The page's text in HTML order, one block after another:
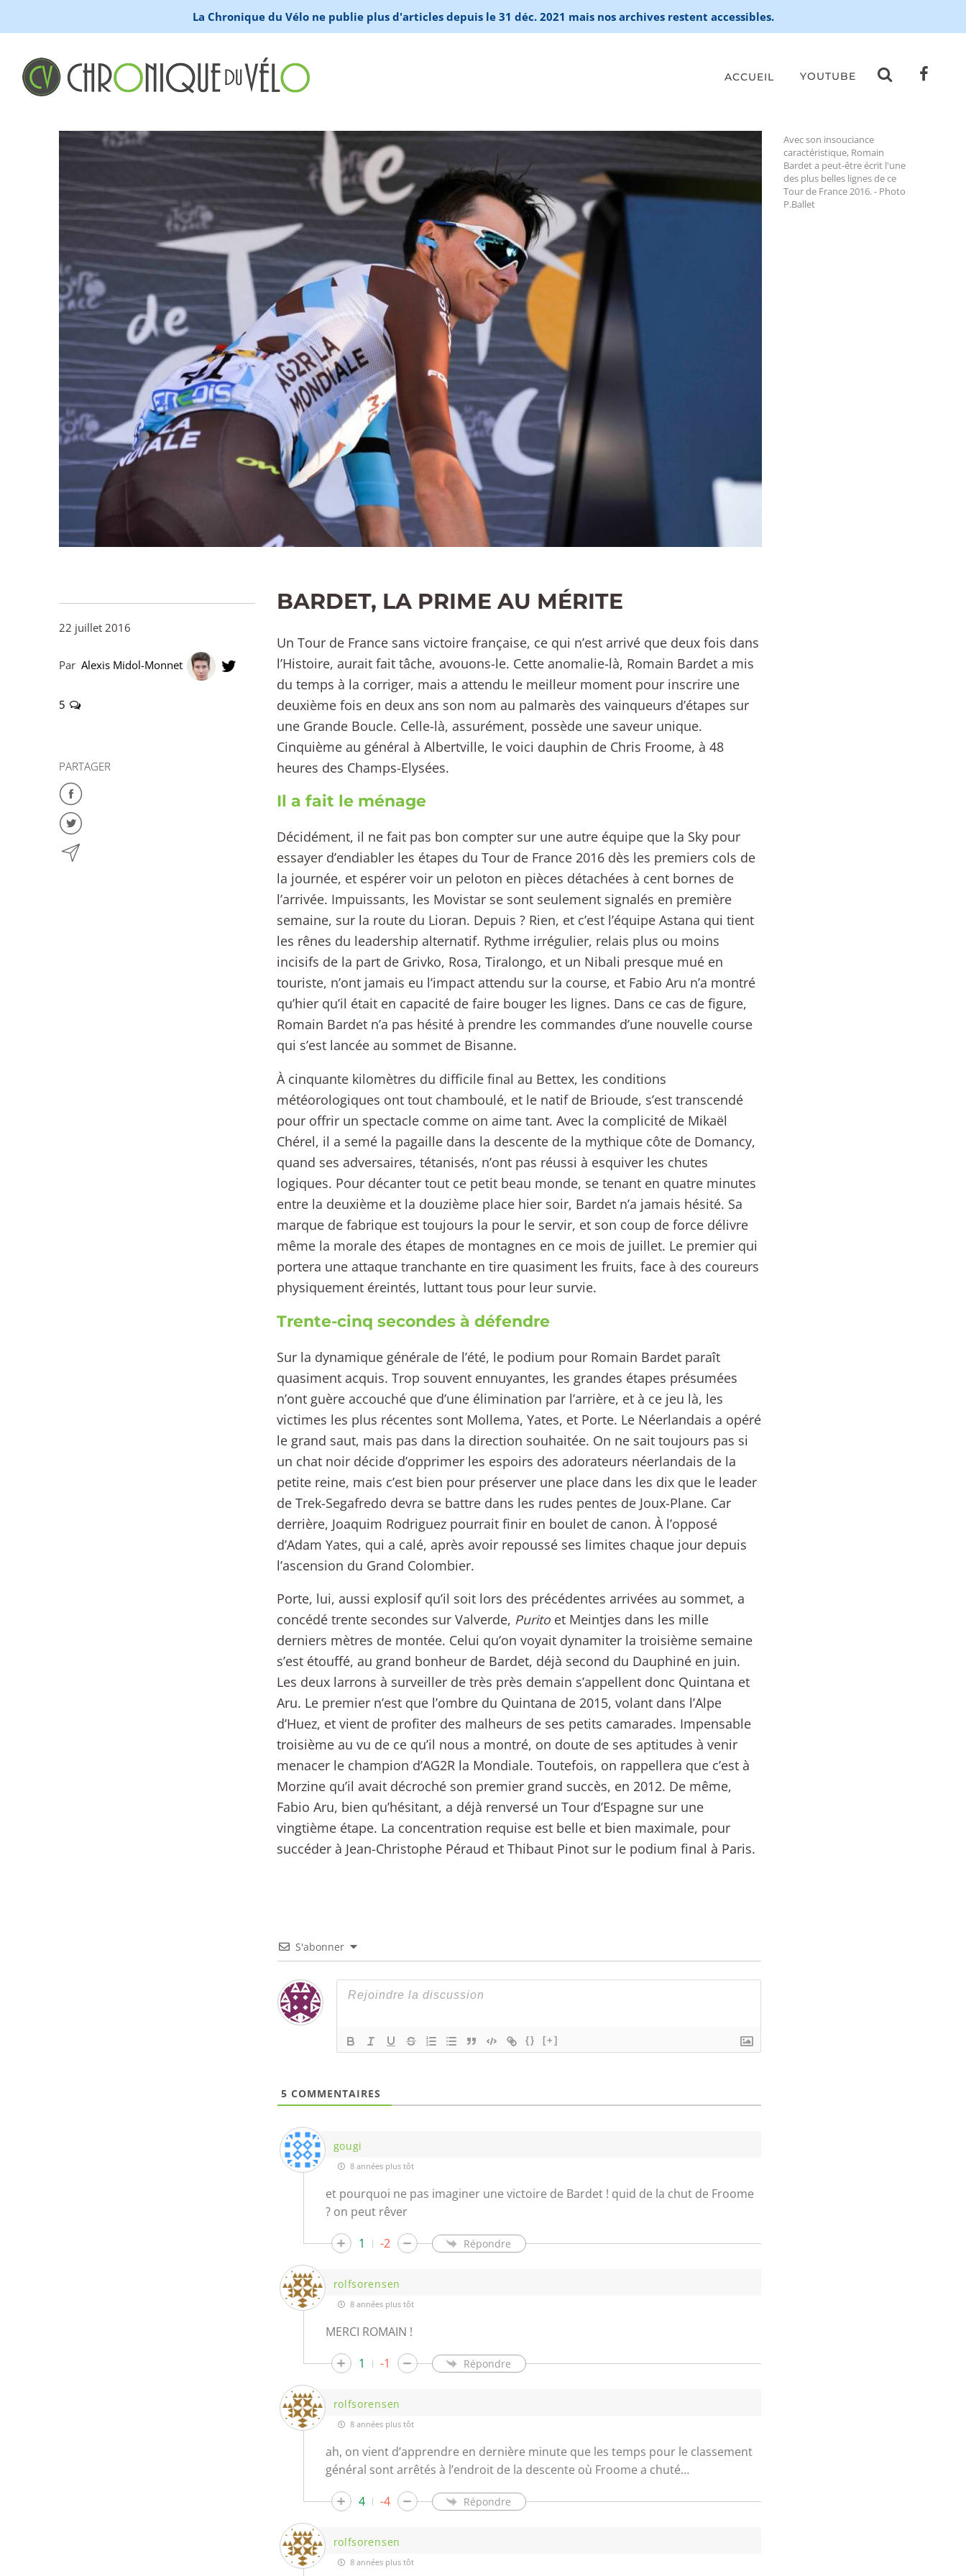
La Chronique du Vélo ne publie plus d'articles depuis le 31 déc. 2021 mais nos archives restent accessibles.
ACCUEIL YOUTUBE
Avec son insouciance
caractéristique, Romain
Bardet a peut-être écrit l'une
des plus belles lignes de ce
Tour de France 2016. - Photo
P.Ballet
22 juillet 2016
ParAlexis Midol-Monnet
5
PARTAGER
BARDET, LA PRIME AU MÉRITE
Un Tour de France sans victoire française, ce qui n’est arrivé que deux fois dans
l’Histoire, aurait fait tâche, avouons-le. Cette anomalie-là, Romain Bardet a mis
du temps à la corriger, mais a attendu le meilleur moment pour inscrire une
deuxième fois en deux ans son nom au palmarès des vainqueurs d’étapes sur
une Grande Boucle. Celle-là, assurément, possède une saveur unique.
Cinquième au général à Albertville, le voici dauphin de Chris Froome, à 48
heures des Champs-Elysées.
Il a fait le ménage
Décidément, il ne fait pas bon compter sur une autre équipe que la Sky pour
essayer d’endiabler les étapes du Tour de France 2016 dès les premiers cols de
la journée, et espérer voir un peloton en pièces détachées à cent bornes de
l’arrivée. Impuissants, les Movistar se sont seulement signalés en première
semaine, sur la route du Lioran. Depuis ? Rien, et c’est l’équipe Astana qui tient
les rênes du leadership alternatif. Rythme irrégulier, relais plus ou moins
incisifs de la part de Grivko, Rosa, Tiralongo, et un Nibali presque mué en
touriste, n’ont jamais eu l’impact attendu sur la course, et Fabio Aru n’a montré
qu’hier qu’il était en capacité de faire bouger les lignes. Dans ce cas de figure,
Romain Bardet n’a pas hésité à prendre les commandes d’une nouvelle course
qui s’est lancée au sommet de Bisanne.
À cinquante kilomètres du difficile final au Bettex, les conditions
météorologiques ont tout chamboulé, et le natif de Brioude, s’est transcendé
pour offrir un spectacle comme on aime tant. Avec la complicité de Mikaël
Chérel, il a semé la pagaille dans la descente de la mythique côte de Domancy,
quand ses adversaires, tétanisés, n’ont pas réussi à esquiver les chutes
logiques. Pour décanter tout ce petit beau monde, se tenant en quatre minutes
entre la deuxième et la douzième place hier soir, Bardet n’a jamais hésité. Sa
marque de fabrique est toujours la pour le servir, et son coup de force délivre
même la morale des étapes de montagnes en ce mois de juillet. Le premier qui
portera une attaque tranchante en tire quasiment les fruits, face à des coureurs
physiquement éreintés, luttant tous pour leur survie.
Trente-cinq secondes à défendre
Sur la dynamique générale de l’été, le podium pour Romain Bardet paraît
quasiment acquis. Trop souvent ennuyantes, les grandes étapes présumées
n’ont guère accouché que d’une élimination par l’arrière, et à ce jeu là, les
victimes les plus récentes sont Mollema, Yates, et Porte. Le Néerlandais a opéré
le grand saut, mais pas dans la direction souhaitée. On ne sait toujours pas si
un chat noir décide d’opprimer les espoirs des adorateurs néerlandais de la
petite reine, mais c’est bien pour préserver une place dans les dix que le leader
de Trek-Segafredo devra se battre dans les rudes pentes de Joux-Plane. Car
derrière, Joaquim Rodriguez pourrait finir en boulet de canon. À l’opposé
d’Adam Yates, qui a calé, après avoir repoussé ses limites chaque jour depuis
l’ascension du Grand Colombier.
Porte, lui, aussi explosif qu’il soit lors des précédentes arrivées au sommet, a
concédé trente secondes sur Valverde, Puritoet Meintjes dans les mille
derniers mètres de montée. Celui qu’on voyait dynamiter la troisième semaine
s’est étouffé, au grand bonheur de Bardet, déjà second du Dauphiné en juin.
Les deux larrons à surveiller de très près demain s’appellent donc Quintana et
Aru. Le premier n’est que l’ombre du Quintana de 2015, volant dans l’Alpe
d’Huez, et vient de profiter des malheurs de ses petits camarades. Impensable
troisième au vu de ce qu’il nous a montré, on doute de ses aptitudes à venir
menacer le champion d’AG2R la Mondiale. Toutefois, on rappellera que c’est à
Morzine qu’il avait décroché son premier grand succès, en 2012. De même,
Fabio Aru, bien qu’hésitant, a déjà renversé un Tour d’Espagne sur une
vingtième étape. La concentration requise est belle et bien maximale, pour
succéder à Jean-Christophe Péraud et Thibaut Pinot sur le podium final à Paris.
S'abonner
{} [+]
5 COMMENTAIRES
gougi
8 années plus tôt
et pourquoi ne pas imaginer une victoire de Bardet ! quid de la chut de Froome
? on peut rêver
1
-2 Répondre
rolfsorensen
8 années plus tôt
MERCI ROMAIN !
1
-1 Répondre
rolfsorensen
8 années plus tôt
ah, on vient d’apprendre en dernière minute que les temps pour le classement
général sont arrêtés à l’endroit de la descente où Froome a chuté…
4
-4 Répondre
rolfsorensen
8 années plus tôt